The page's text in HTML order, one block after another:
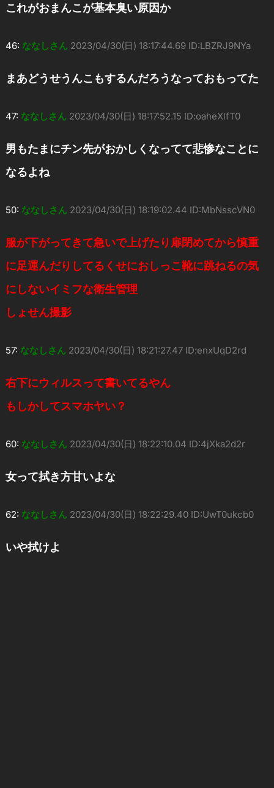
これがおまんこが基本臭い原因か
46: ななしさん 2023/04/30(日) 18:17:44.69 ID:LBZRJ9NYa
まあどうせうんこもするんだろうなっておもってた
47: ななしさん 2023/04/30(日) 18:17:52.15 ID:oaheXlfT0
男もたまにチン先がおかしくなってて悲惨なことに
なるよね
50: ななしさん 2023/04/30(日) 18:19:02.44 ID:MbNsscVN0
服が下がってきて急いで上げたり扉閉めてから慎重
に足運んだりしてるくせにおしっこ靴に跳ねるの気
にしないイミフな衛生管理
しょせん撮影
57: ななしさん 2023/04/30(日) 18:21:27.47 ID:enxUqD2rd
右下にウィルスって書いてるやん
もしかしてスマホヤい？
60: ななしさん 2023/04/30(日) 18:22:10.04 ID:4jXka2d2r
女って拭き方甘いよな
62: ななしさん 2023/04/30(日) 18:22:29.40 ID:UwT0ukcb0
いや拭けよ